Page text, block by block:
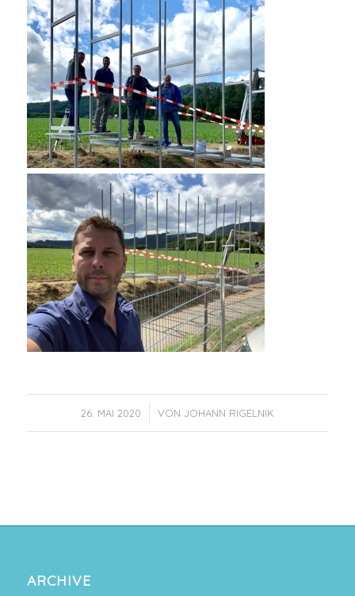
26. MAI 2020
/ VON JOHANN RIGELNIK
ARCHIVE